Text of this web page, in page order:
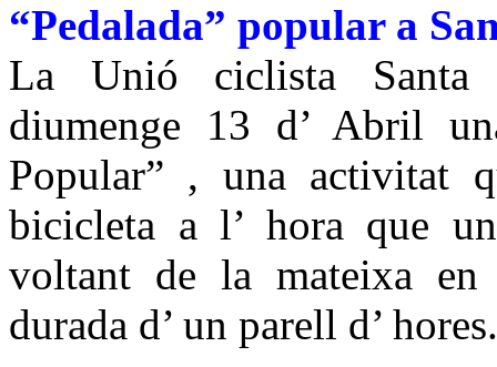
“Pedalada” popular a
La Unió ciclista Santa
diumenge 13 d’ Abril
Popular” , una activitat
bicicleta a l’ hora que
voltant de la mateixa en
durada d’ un parell d’ hores.